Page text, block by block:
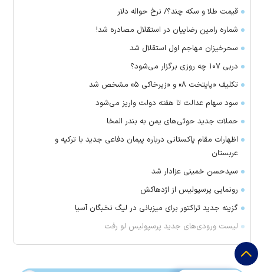
قیمت طلا و سکه چند؟/ نرخ حواله دلار
شماره رامین رضاییان در استقلال مصادره شد!
سحرخیزان مهاجم اول استقلال شد
دربی ۱۰۷ چه روزی برگزار می‌شود؟
تکلیف «پایتخت ۸» و «زیرخاکی ۵» مشخص شد
سود سهام عدالت تا هفته دولت واریز می‌شود
حملات جدید حوثی‌های یمن به بندر المخا
اظهارات مقام پاکستانی درباره پیمان دفاعی جدید با ترکیه و
عربستان
سیدحسن خمینی عزادار شد
رونمایی پرسپولیس از اژدهاکش
گزینه جدید تراکتور برای میزبانی در لیگ نخبگان آسیا
لیست ورودی‌های جدید پرسپولیس لو رفت